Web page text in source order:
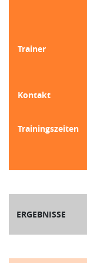
Trainer
Kontakt
Trainingszeiten
ERGEBNISSE